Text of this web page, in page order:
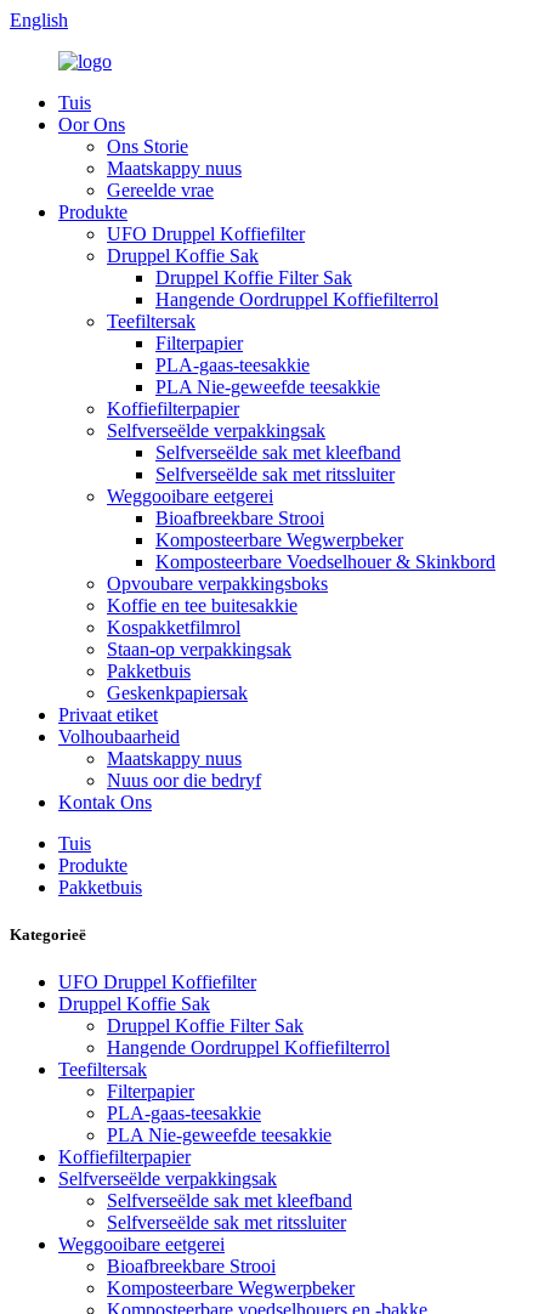
English
Tuis
Oor Ons
Ons Storie
Maatskappy nuus
Gereelde vrae
Produkte
UFO Druppel Koffiefilter
Druppel Koffie Sak
Druppel Koffie Filter Sak
Hangende Oordruppel Koffiefilterrol
Teefiltersak
Filterpapier
PLA-gaas-teesakkie
PLA Nie-geweefde teesakkie
Koffiefilterpapier
Selfverseëlde verpakkingsak
Selfverseëlde sak met kleefband
Selfverseëlde sak met ritssluiter
Weggooibare eetgerei
Bioafbreekbare Strooi
Komposteerbare Wegwerpbeker
Komposteerbare Voedselhouer & Skinkbord
Opvoubare verpakkingsboks
Koffie en tee buitesakkie
Kospakketfilmrol
Staan-op verpakkingsak
Pakketbuis
Geskenkpapiersak
Privaat etiket
Volhoubaarheid
Maatskappy nuus
Nuus oor die bedryf
Kontak Ons
Tuis
Produkte
Pakketbuis
Kategorieë
UFO Druppel Koffiefilter
Druppel Koffie Sak
Druppel Koffie Filter Sak
Hangende Oordruppel Koffiefilterrol
Teefiltersak
Filterpapier
PLA-gaas-teesakkie
PLA Nie-geweefde teesakkie
Koffiefilterpapier
Selfverseëlde verpakkingsak
Selfverseëlde sak met kleefband
Selfverseëlde sak met ritssluiter
Weggooibare eetgerei
Bioafbreekbare Strooi
Komposteerbare Wegwerpbeker